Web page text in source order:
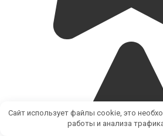
Сайт использует файлы cookie, это
работы и анализа